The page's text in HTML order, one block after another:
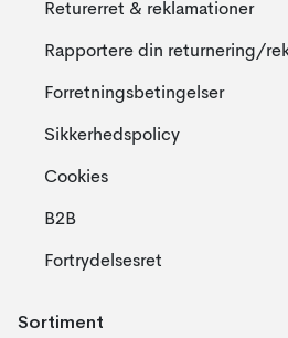
Returerret & reklamationer
Rapportere din returnering/
Forretningsbetingelser
Sikkerhedspolicy
Cookies
B2B
Fortrydelsesret
Sortiment